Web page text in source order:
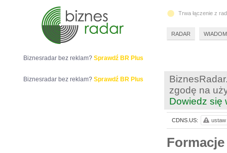
zgodę na
Dowiedz się
CDNS.US: ustaw
Biznesradar bez reklam? Sprawdź BR Plus
Biznesradar bez reklam? Sprawdź BR Plus
Trwa łączenie z
RADAR